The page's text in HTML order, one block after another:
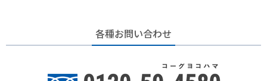
各種お問い合わせ